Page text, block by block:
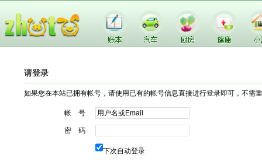
请登录
如果您在本站已拥有帐号，请使用已有的帐号信息直接进行登录即可，不需
帐 号
密 码
下次自动登录